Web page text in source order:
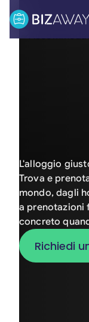
L'alloggio
Trova e
mondo, dagli
a prenotazioni
concreto
Richiedi